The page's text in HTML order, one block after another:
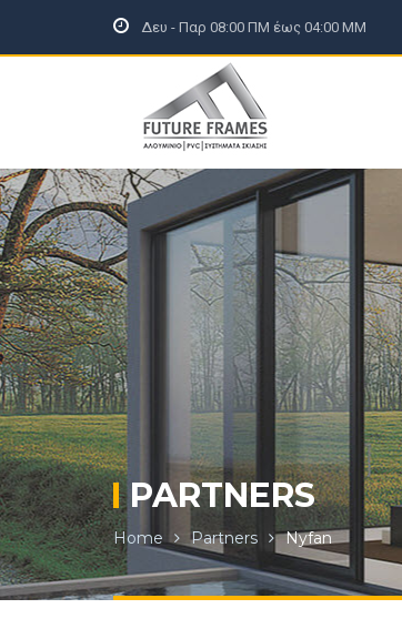
Δευ - Παρ 08:00 ΠΜ έως 04:00 ΜΜ
ΕΤΑΙΡΕΙΑ ΠΡΟΪΟΝΤΑ
PARTNERS
Home Partners Nyfan